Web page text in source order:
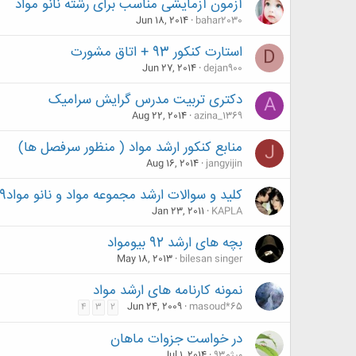
آزمون آزمایشی مناسب برای رشته نانو مواد
bahar2030
Jun 18, 2014
D استارت کنکور 93 + اتاق مشورت
dejan900
Jun 27, 2014
A دکتری تربیت مدرس گرایش سرامیک
azina_1369
Aug 22, 2014
J منابع کنکور ارشد مواد ( منظور سرفصل ها)
jangyijin
Aug 16, 2014
کلید و سوالات ارشد مجموعه مواد و نانو مواد89-86
KAPLA
Jan 23, 2011
بچه های ارشد 92 بیومواد
bilesan singer
May 18, 2013
نمونه کارنامه های ارشد مواد
masoud*65
Jun 24, 2009
2
3
4
در خواست جزوات ماهان